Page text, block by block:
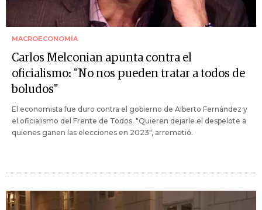
MACROECONOMÍA
Carlos Melconian apunta contra el
oficialismo: "No nos pueden tratar a todos de
boludos"
El economista fue duro contra el gobierno de Alberto Fernández y
el oficialismo del Frente de Todos. "Quieren dejarle el despelote a
quienes ganen las elecciones en 2023", arremetió.